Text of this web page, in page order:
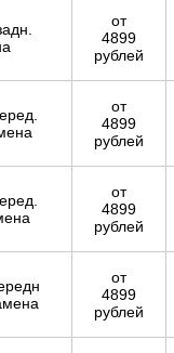
от
4899
рублей
от
4899
рублей
от
4899
рублей
от
4899
рублей